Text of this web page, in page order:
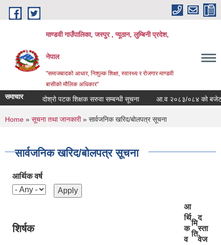
Skip to main content
माण्डवी गाउँपालिका, जस्पुर , प्यूठान, लुम्बिनी प्रदेश,
नेपाल
"समाजबादको आधार, निशुल्क शिक्षा, स्वास्थ्य र रोजगार माण्डवी
बासीको मौलिक अधिकार"
समाचार दोश्रो पटक शिक्षक सरुवा सम्बन्धी सूचना आ.व २०८३/०८४ को बजेट
You are here
Home » सूचना तथा जानकारी» सार्वजनिक खरिद/बोलपत्र सूचना
सार्वजनिक खरिद/बोलपत्र सूचना
आर्थिक वर्ष
शिर्षक
आ
र्थि
क
व
मि
ति
द
स्ता
वेज